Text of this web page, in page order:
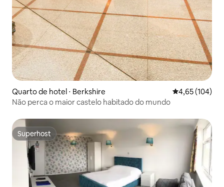
Quarto de hotel ⋅ Berkshire 4,65 de uma
4,65 (104)
Não perca o maior castelo habitado do mundo
Superhost
Superhost